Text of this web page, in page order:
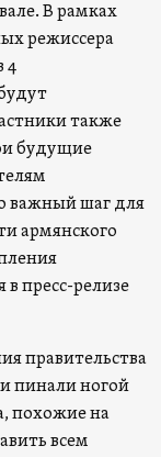
В рамках
режиссера
4
также
будущие
важный шаг для
армянского
пресс-релизе
правительства
пинали ногой
похожие на
всем